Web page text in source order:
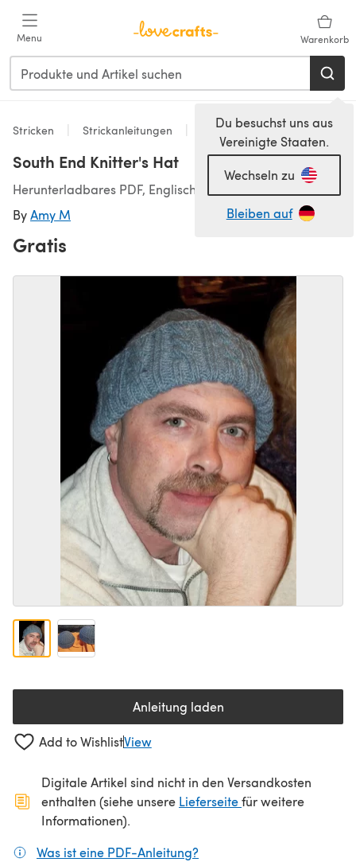
Menu Warenkorb
Du besuchst uns aus
Vereinigte Staaten.
Wechseln zu
Bleiben auf
Stricken Strickanleitungen Accessoires
South End Knitter's Hat
Herunterladbares PDF, Englisch
ByAmy M
Gratis
Anleitung laden(öffnet sich in einem neuen
Add to WishlistView
Digitale Artikel sind nicht in den Versandkosten
enthalten (siehe unsere Lieferseite(öffnet sich in
für weitere
Informationen).
Was ist eine PDF-Anleitung?